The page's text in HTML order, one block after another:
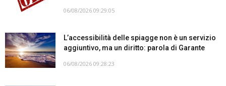
06/08/2026 09:29:05
L’accessibilità delle spiagge non è un servizio
aggiuntivo, ma un diritto: parola di Garante
06/08/2026 09:28:23